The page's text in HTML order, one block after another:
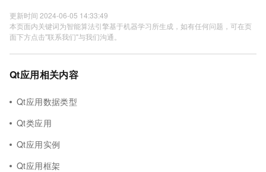
更新时间 2024-06-05 14:33:49
本页面内关键词为智能算法引擎基于机器学习所生成，如有任何问题，可在页
面下方点击"联系我们"与我们沟通。
Qt应用相关内容
Qt应用数据类型
Qt类应用
Qt应用实例
Qt应用框架